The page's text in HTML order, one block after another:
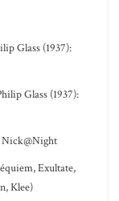
Glass (1937):
Glass (1937):
Nick@Night
Exultate,
Klee)